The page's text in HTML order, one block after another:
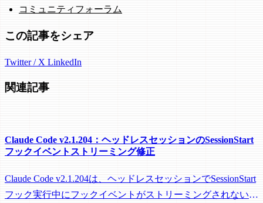
コミュニティフォーラム
この記事をシェア
Twitter / X LinkedIn
関連記事
Claude Code v2.1.204：ヘッドレスセッションのSessionStart
フックイベントストリーミング修正
Claude Code v2.1.204は、ヘッドレスセッションでSessionStart
フック実行中にフックイベントがストリーミングされない問